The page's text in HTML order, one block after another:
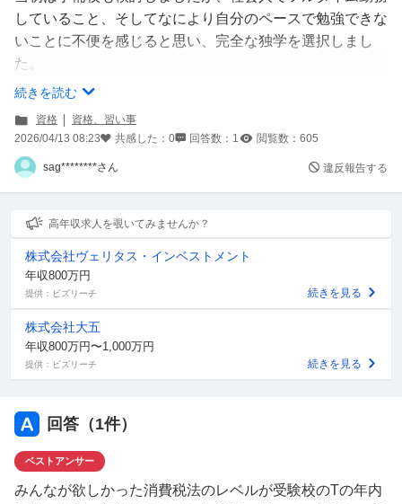
していること、そしてなにより自分のペースで勉強できな
いことに不便を感じると思い、完全な独学を選択しまし
た。
これまで簿記論と財務諸表論に合格しており、３科目目は
市販教材のみであり、勉強に使えるテキストがあまり多く
ないことを考え、いずれも３月から勉強を開始していま
す。
今のところ下記のように勉強を進めておりますところ、こ
のあとどのような勉強を行っていけば良いかに迷いが生じ
たため、お知恵をお借りしたく質問させていただきます。
○使用教材
①みんなが欲しかった! 税理士 消費税法の教科書&問題集
(1)～(4)
②消費税法 個別計算問題集 税理士受験シリーズ
④消費税法 総合計算問題集 応用編 税理士受験シリーズ
⑥税理士試験 消費税法 理論マスター
⑦税理士試験 消費税法 理論ドクター
続きを読む
資格
資格、習い事
2026/04/13 08:23
共感した： 0 回答数： 1 閲覧数： 605
sag********さん 違反報告する
高年収求人を覗いてみませんか？
株式会社ヴェリタス・インベストメント
年収800万円
提供：ビズリーチ 続きを見る
株式会社大五
年収800万円〜1,000万円
提供：ビズリーチ 続きを見る
回答（1件）
ベストアンサー
みんなが欲しかった消費税法のレベルが受験校のTの年内